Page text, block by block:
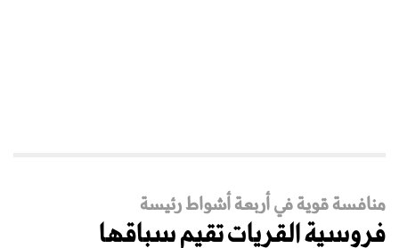
منافسة قوية في أربعة أشواط رئيسة
فروسية القريات تقيم سباقها